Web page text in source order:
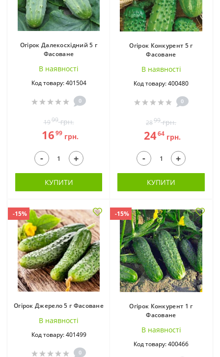
Огірок Далекосхідний 5 г
Фасоване
В наявностi
Код товару: 401504
0
1999грн.
1699грн.
- +
КУПИТИ
Огірок Конкурент 5 г
Фасоване
В наявностi
Код товару: 400480
0
2899грн.
2464 грн.
- +
КУПИТИ
-15%
Огірок Джерело 5 г Фасоване
В наявностi
Код товару: 401499
0
-15%
Огірок Конкурент 1 г
Фасоване
В наявностi
Код товару: 400466